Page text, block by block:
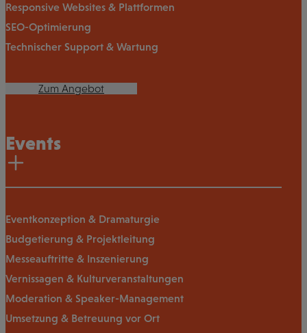
Responsive Websites & Plattformen
SEO-Optimierung
Technischer Support & Wartung
Zum Angebot
Events
Eventkonzeption & Dramaturgie
Budgetierung & Projektleitung
Messeauftritte & Inszenierung
Vernissagen & Kulturveranstaltungen
Moderation & Speaker-Management
Umsetzung & Betreuung vor Ort